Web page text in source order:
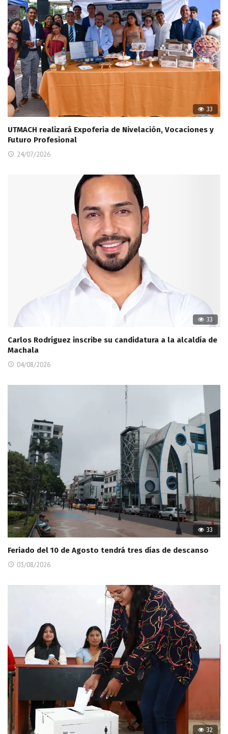
33
UTMACH realizará Expoferia de Nivelación, Vocaciones y
Futuro Profesional
24/07/2026
33
Carlos Rodríguez inscribe su candidatura a la alcaldía de
Machala
04/08/2026
33
Feriado del 10 de Agosto tendrá tres días de descanso
03/08/2026
32